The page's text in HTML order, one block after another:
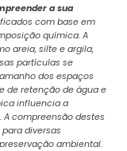
a sua
com base em
química. A
areia, silte e argila,
partículas se
dos espaços
de retenção de água e
influencia a
compreensão destes
diversas
ambiental.